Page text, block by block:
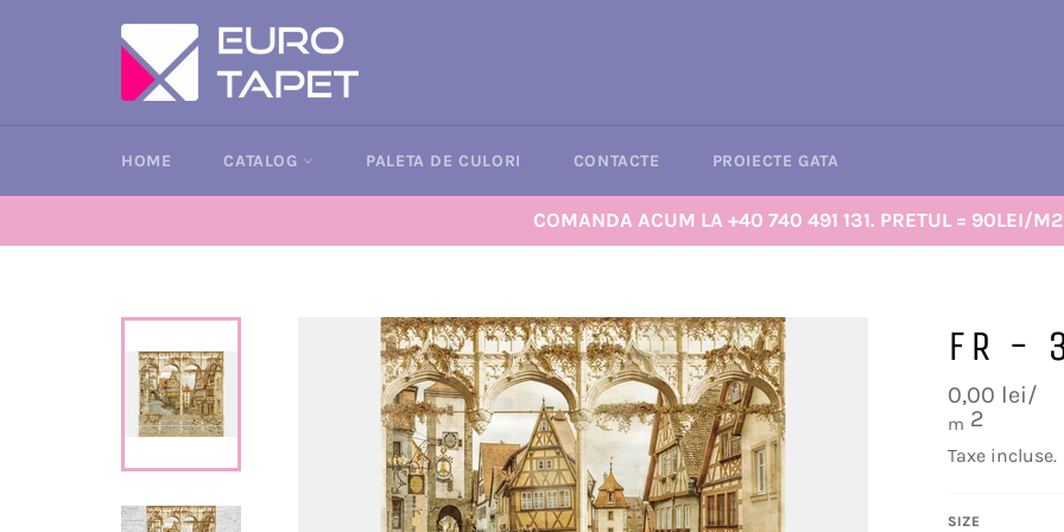
HOME CATALOG PALETA DE CULORI CONTACTE PROIECTE GATA
COMANDA ACUM LA +40 740 491 131. PRETUL = 90LEI/M2
FR -
Preț
obișnuit
0,00 lei/
m 2
Taxe incluse.
SIZE